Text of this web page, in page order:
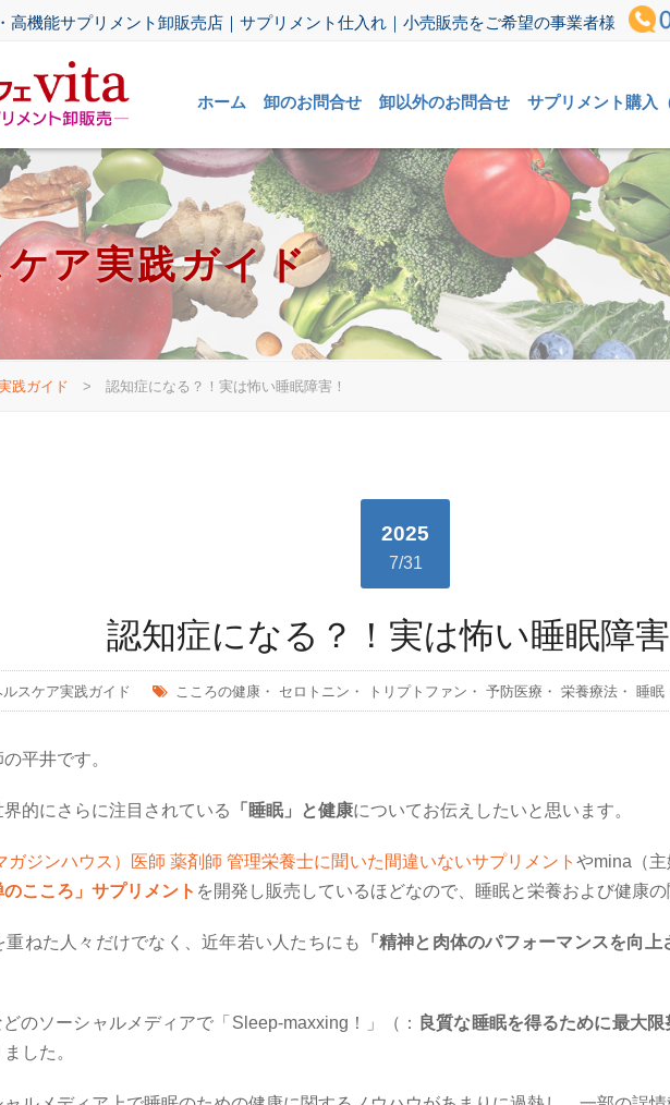
高機能サプリメント卸販売店｜サプリメント仕入れ｜小売販売をご希望の事業者様
ホーム 卸のお問合せ 卸以外のお問合せ サプリメント購入
ア実践ガイド
践ガイド > 認知症になる？！実は怖い睡眠障害！
2025
7/31
認知症になる？！実は怖い睡眠障害
ルスケア実践ガイド こころの健康・ セロトニン ・ トリプトファン ・ 予防医療 ・ 栄養療法・ 睡眠
平井です。
的にさらに注目されている 「睡眠」と健康についてお伝えしたいと思います。
ガジンハウス）医師 薬剤師 管理栄養士に聞いた間違いないサプリメント やmina （
のこころ」サプリメント を開発し販売しているほどなので、睡眠と栄養および健康
重ねた人々だけでなく、近年若い人たちにも 「精神と肉体のパフォーマンスを向上
のソーシャルメディアで「 Sleep-maxxing ！」（： 良質な睡眠を得るために最大限
した。